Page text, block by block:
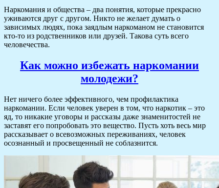
Наркомания и общества – два понятия, которые прекрасно
уживаются друг с другом. Никто не желает думать о
зависимых людях, пока заядлым наркоманом не становится
кто-то из родственников или друзей. Такова суть всего
человечества.
Как можно избежать наркомании
молодежи?
Нет ничего более эффективного, чем профилактика
наркомании. Если человек уверен в том, что наркотик – это
яд, то никакие уговоры и рассказы даже знаменитостей не
заставят его попробовать это вещество. Пусть хоть весь мир
рассказывает о всевозможных переживаниях, человек
осознанный и просвещенный не соблазнится.